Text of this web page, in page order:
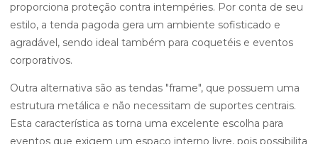
proporciona proteção contra intempéries. Por conta de seu
estilo, a tenda pagoda gera um ambiente sofisticado e
agradável, sendo ideal também para coquetéis e eventos
corporativos.
Outra alternativa são as tendas "frame", que possuem uma
estrutura metálica e não necessitam de suportes centrais.
Esta característica as torna uma excelente escolha para
eventos que exigem um espaço interno livre, pois possibilita